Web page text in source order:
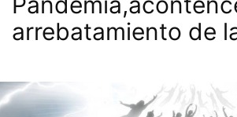
arrebatamiento de